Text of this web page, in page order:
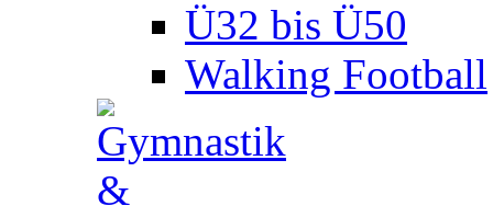
Ü32 bis Ü50
Walking Football